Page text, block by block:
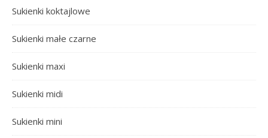
Sukienki koktajlowe
Sukienki małe czarne
Sukienki maxi
Sukienki midi
Sukienki mini